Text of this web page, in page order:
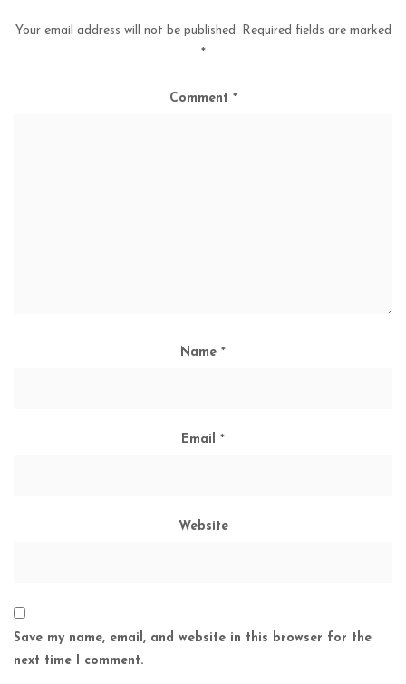
Your email address will not be published. Required fields are marked
*
Comment *
Name *
Email *
Website
Save my name, email, and website in this browser for the
next time I comment.